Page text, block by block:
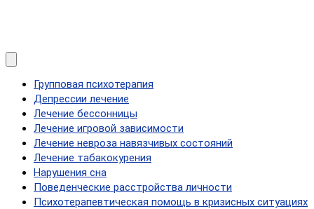
Групповая психотерапия
Депрессии лечение
Лечение бессонницы
Лечение игровой зависимости
Лечение невроза навязчивых состояний
Лечение табакокурения
Нарушения сна
Поведенческие расстройства личности
Психотерапевтическая помощь в кризисных ситуациях